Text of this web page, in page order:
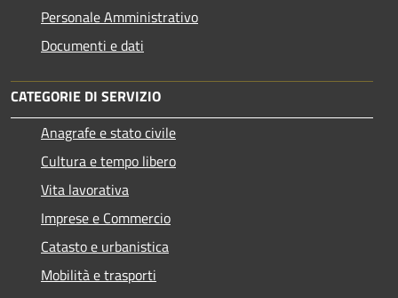
Personale Amministrativo
Documenti e dati
CATEGORIE DI SERVIZIO
Anagrafe e stato civile
Cultura e tempo libero
Vita lavorativa
Imprese e Commercio
Catasto e urbanistica
Mobilità e trasporti